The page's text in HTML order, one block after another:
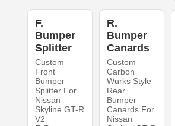
F.
Bumper
Splitter
Custom
Front
Bumper
Splitter For
Nissan
Skyline GT-R
V2
R.
Bumper
Canards
Custom
Carbon
Wurks Style
Rear
Bumper
Canards For
Nissan